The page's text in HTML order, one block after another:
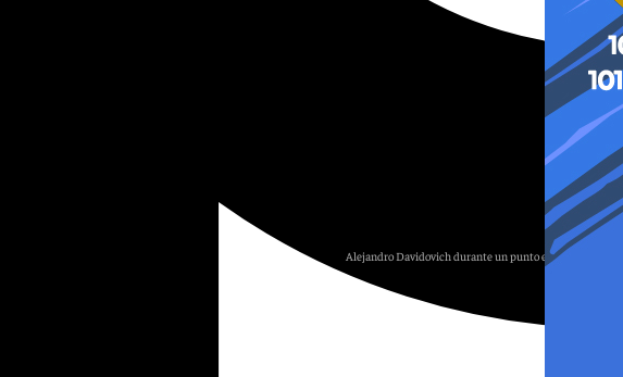
Alejandro Davidovich durante un punto en Wimbledon